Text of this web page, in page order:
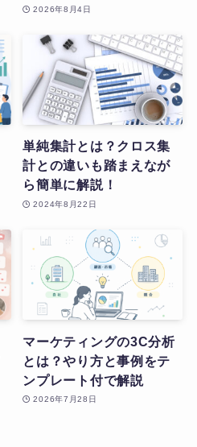
2026年8月4日
単純集計とは？クロス集
計との違いも踏まえなが
ら簡単に解説！
2024年8月22日
マーケティングの3C分析
とは？やり方と事例をテ
ンプレート付で解説
2026年7月28日